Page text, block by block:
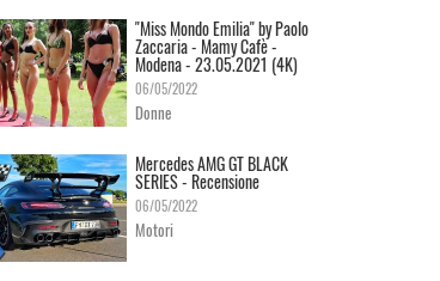
"Miss Mondo Emilia" by Paolo
Zaccaria - Mamy Cafè -
Modena - 23.05.2021 (4K)
06/05/2022
Donne
Mercedes AMG GT BLACK
SERIES - Recensione
06/05/2022
Motori